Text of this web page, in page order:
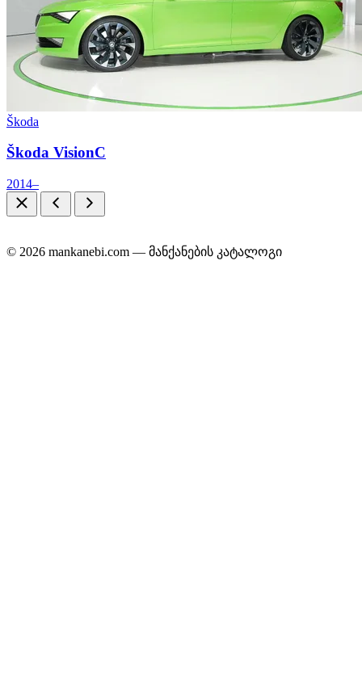
Škoda
Škoda VisionC
2014–
© 2026 mankanebi.com — მანქანების კატალოგი